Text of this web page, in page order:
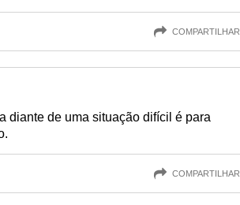
COMPARTILHAR
diante de uma situação difícil é para
COMPARTILHAR